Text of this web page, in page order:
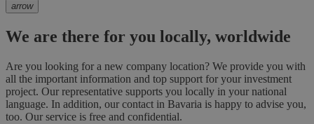
arrow
We are there for you locally, worldwide
Are you looking for a new company location? We provide you with
all the important information and top support for your investment
project. Our representative supports you locally in your national
language. In addition, our contact in Bavaria is happy to advise you,
too. Our service is free and confidential.